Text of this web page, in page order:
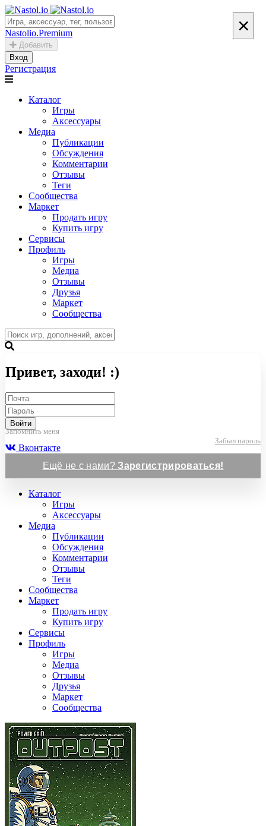
Nastolio.Premium
Добавить
Вход
Регистрация
Каталог
Игры
Аксессуары
Медиа
Публикации
Обсуждения
Комментарии
Отзывы
Теги
Сообщества
Маркет
Продать игру
Купить игру
Сервисы
Профиль
Игры
Медиа
Отзывы
Друзья
Маркет
Сообщества
×
Привет, заходи! :)
Войти
Запомнить меня
Забыл пароль
Вконтакте
Ещё не с нами?Зарегистрироваться!
Каталог
Игры
Аксессуары
Медиа
Публикации
Обсуждения
Комментарии
Отзывы
Теги
Сообщества
Маркет
Продать игру
Купить игру
Сервисы
Профиль
Игры
Медиа
Отзывы
Друзья
Маркет
Сообщества